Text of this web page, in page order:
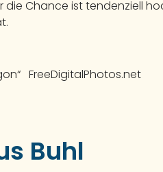
die Chance ist tendenziell
FreeDigitalPhotos.net
Buhl